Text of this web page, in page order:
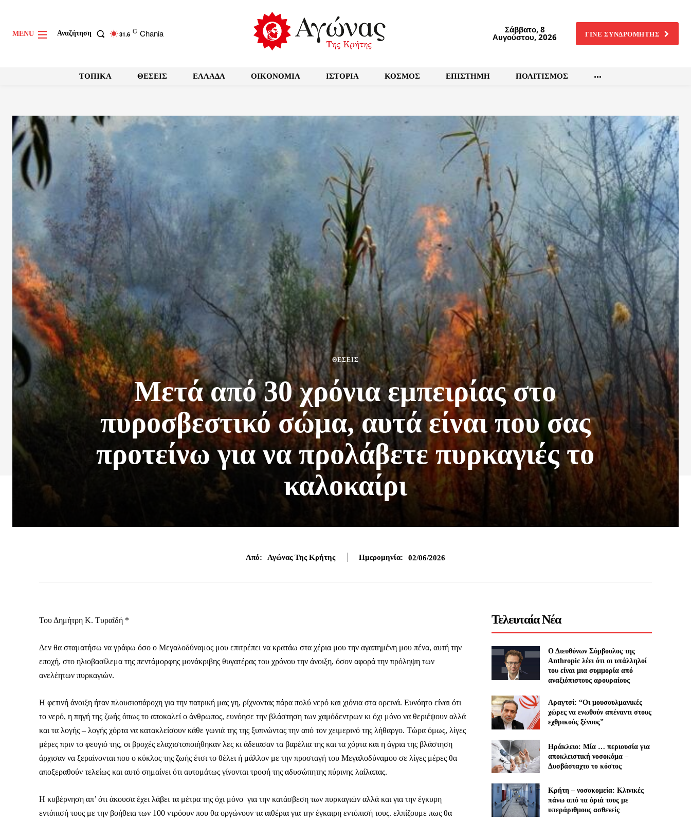
MENU Αναζήτηση 31.6 C Chania Σάββατο, 8
Αυγούστου, 2026 ΓΙΝΕ ΣΥΝΔΡΟΜΗΤΗΣ
ΤΟΠΙΚΑ ΘΕΣΕΙΣ ΕΛΛΑΔΑ OIKONOMIA ΙΣΤΟΡΙΑ ΚΟΣΜΟΣ ΕΠΙΣΤΗΜΗ ΠΟΛΙΤΙΣΜΟΣ
ΘΕΣΕΙΣ
Μετά από 30 χρόνια εμπειρίας στο
πυροσβεστικό σώμα, αυτά είναι που σας
προτείνω για να προλάβετε πυρκαγιές το
καλοκαίρι
Από: Αγώνας Της Κρήτης Ημερομηνία: 02/06/2026
Του Δημήτρη Κ. Τυραΐδή *
Δεν θα σταματήσω να γράφω όσο ο Μεγαλοδύναμος μου επιτρέπει να κρατάω στα χέρια μου την αγαπημένη μου πένα, αυτή την
εποχή, στο ηλιοβασίλεμα της πεντάμορφης μονάκριβης θυγατέρας του χρόνου την άνοιξη, όσον αφορά την πρόληψη των
ανελέητων πυρκαγιών.
Η φετινή άνοιξη ήταν πλουσιοπάροχη για την πατρική μας γη, ρίχνοντας πάρα πολύ νερό και χιόνια στα ορεινά. Ευνόητο είναι ότι
το νερό, η πηγή της ζωής όπως το αποκαλεί ο άνθρωπος, ευνόησε την βλάστηση των χαμόδεντρων κι όχι μόνο να θεριέψουν αλλά
και τα λογής – λογής χόρτα να κατακλείσουν κάθε γωνιά της της ξυπνώντας την από τον χειμερινό της λήθαργο. Τώρα όμως, λίγες
μέρες πριν το φευγιό της, οι βροχές ελαχιστοποιήθηκαν λες κι άδειασαν τα βαρέλια της και τα χόρτα και η άγρια της βλάστηση
άρχισαν να ξεραίνονται που ο κύκλος της ζωής έτσι το θέλει ή μάλλον με την προσταγή του Μεγαλοδύναμου σε λίγες μέρες θα
αποξεραθούν τελείως και αυτό σημαίνει ότι αυτομάτως γίνονται τροφή της αδυσώπητης πύρινης λαίλαπας.
Η κυβέρνηση απ’ ότι άκουσα έχει λάβει τα μέτρα της όχι μόνο για την κατάσβεση των πυρκαγιών αλλά και για την έγκυρη
εντόπισή τους με την βοήθεια των 100 ντρόουν που θα οργώνουν τα αιθέρια για την έγκαιρη εντόπισή τους. ελπίζουμε πως θα
Τελευταία Νέα
Ο Διευθύνων Σύμβουλος της
Anthropic λέει ότι οι υπάλληλοί
του είναι μια συμμορία από
αναξιόπιστους αρουραίους
Αραγτσί: “Οι μουσουλμανικές
χώρες να ενωθούν απέναντι στους
εχθρικούς ξένους”
Ηράκλειο: Μία … περιουσία για
αποκλειστική νοσοκόμα –
Δυσβάσταχτο το κόστος
Κρήτη – νοσοκομεία: Κλινικές
πάνω από τα όριά τους με
υπεράριθμους ασθενείς